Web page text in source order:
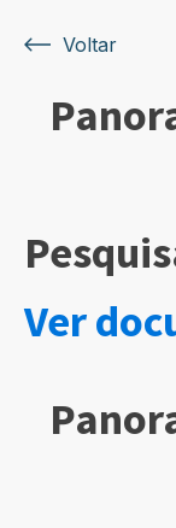
Voltar
Ver